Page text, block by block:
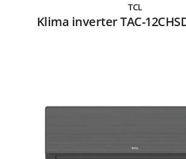
TCL
Klima inverter TAC-